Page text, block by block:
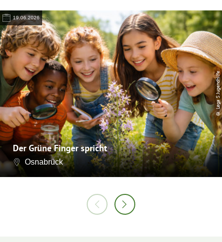
19.06.2026
Der Grüne Finger spricht
Osnabrück
© Lega S Jugendhilfe